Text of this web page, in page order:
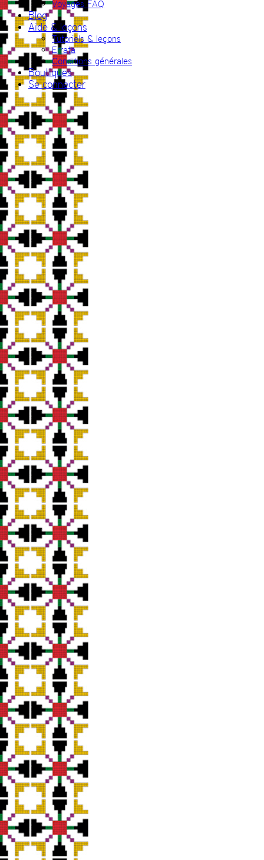
Voyages FAQ
Blog
Aide & leçons
Tutoriels & leçons
Errata
Conditions générales
Boutiques
Se connecter